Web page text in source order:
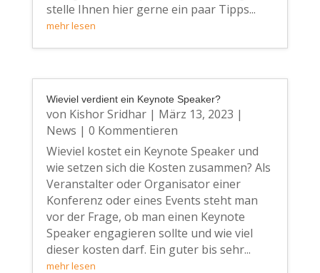
stelle Ihnen hier gerne ein paar Tipps...
mehr lesen
Wieviel verdient ein Keynote Speaker?
von Kishor Sridhar| März 13, 2023 |
News | 0 Kommentieren
Wieviel kostet ein Keynote Speaker und
wie setzen sich die Kosten zusammen? Als
Veranstalter oder Organisator einer
Konferenz oder eines Events steht man
vor der Frage, ob man einen Keynote
Speaker engagieren sollte und wie viel
dieser kosten darf. Ein guter bis sehr...
mehr lesen